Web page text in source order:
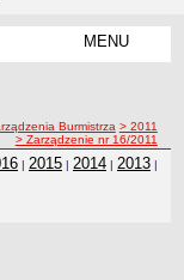
MENU
2018-2023 -
2018-2023 -
Burmistrza > 2011
> Zarządzenie nr 16/2011
| 2015 | 2014 | 2013 |